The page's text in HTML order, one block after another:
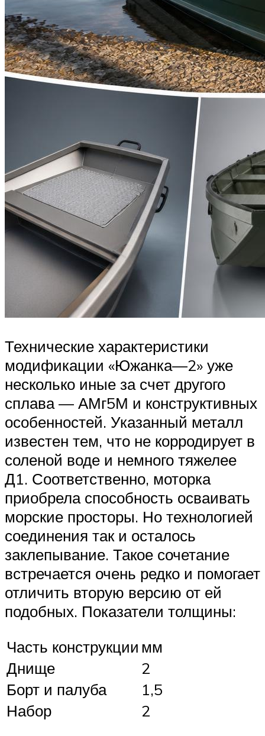
Технические характеристики
модификации «Южанка—2» уже
несколько иные за счет другого
сплава — АМг5М и конструктивных
особенностей. Указанный металл
известен тем, что не корродирует в
соленой воде и немного тяжелее
Д1. Соответственно, моторка
приобрела способность осваивать
морские просторы. Но технологией
соединения так и осталось
заклепывание. Такое сочетание
встречается очень редко и помогает
отличить вторую версию от ей
подобных. Показатели толщины:
Часть конструкции мм
Днище
2
Борт и палуба
1,5
Набор
2